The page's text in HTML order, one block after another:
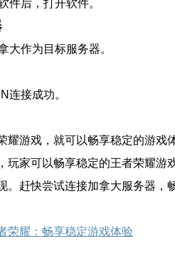
件后，打开软件。
大作为目标服务器。
连接成功。
耀游戏，就可以畅享稳定的游戏
玩家可以畅享稳定的王者荣耀
。赶快尝试连接加拿大服务器，
荣耀：畅享稳定游戏体验